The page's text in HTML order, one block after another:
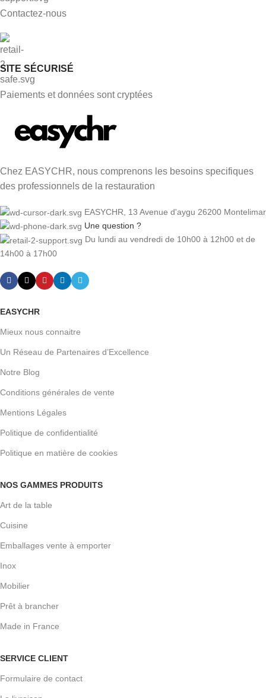
Contactez-nous
SITE SÉCURISÉ
Paiements et données sont cryptées
Chez EASYCHR, nous comprenons les besoins specifiques
des professionnels de la restauration
EASYCHR, 13 Avenue d'aygu 26200 Montelimar
Une question ?
Du lundi au vendredi de 10h00 à 12h00 et de
14h00 à 17h00
EASYCHR
Mieux nous connaitre
Un Réseau de Partenaires d’Excellence
Notre Blog
Conditions générales de vente
Mentions Légales
Politique de confidentialité
Politique en matière de cookies
NOS GAMMES PRODUITS
Art de la table
Cuisine
Emballages vente à emporter
Inox
Mobilier
Prêt à brancher
Made in France
SERVICE CLIENT
Formulaire de contact